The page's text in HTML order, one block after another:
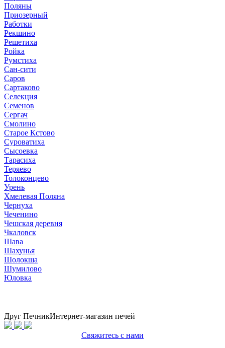
Поляны
Приозерный
Работки
Рекшино
Решетиха
Ройка
Румстиха
Сан-сити
Саров
Сартаково
Селекция
Семенов
Сергач
Смолино
Старое Кстово
Суроватиха
Сысоевка
Тарасиха
Теряево
Толоконцево
Урень
Хмелевая Поляна
Чернуха
Чеченино
Чешская деревня
Чкаловск
Шава
Шахунья
Шолокша
Шумилово
Юловка
Друг ПечникИнтернет-магазин печей
Свяжитесь с нами